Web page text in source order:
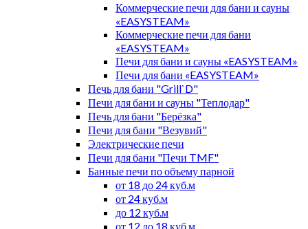
Коммерческие печи для бани и сауны
«EASYSTEAM»
Коммерческие печи для бани
«EASYSTEAM»
Печи для бани и сауны «EASYSTEAM»
Печи для бани «EASYSTEAM»
Печь для бани "Grill`D"
Печи для бани и сауны "Теплодар"
Печь для бани "Берёзка"
Печи для бани "Везувий"
Электрические печи
Печи для бани "Печи TMF"
Банные печи по объему парной
от 18 до 24 куб.м
от 24 куб.м
до 12 куб.м
от 12 до 18 куб.м